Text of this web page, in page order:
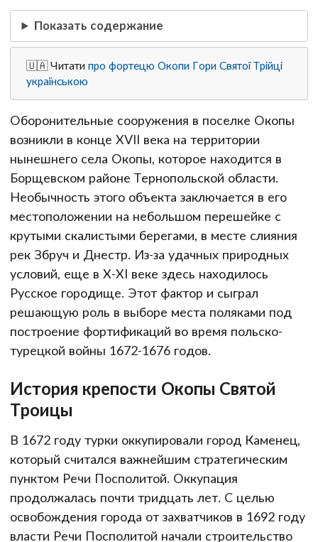
Показать содержание
🇺🇦 Читатипро фортецю Окопи Гори Святої Трійці
українською
Оборонительные сооружения в поселке Окопы
возникли в конце XVII века на территории
нынешнего села Окопы, которое находится в
Борщевском районе Тернопольской области.
Необычность этого объекта заключается в его
местоположении на небольшом перешейке с
крутыми скалистыми берегами, в месте слияния
рек Збруч и Днестр. Из-за удачных природных
условий, еще в X-XI веке здесь находилось
Русское городище. Этот фактор и сыграл
решающую роль в выборе места поляками под
построение фортификаций во время польско-
турецкой войны 1672-1676 годов.
История крепости Окопы Святой
Троицы
В 1672 году турки оккупировали город Каменец,
который считался важнейшим стратегическим
пунктом Речи Посполитой. Оккупация
продолжалась почти тридцать лет. С целью
освобождения города от захватчиков в 1692 году
власти Речи Посполитой начали строительство